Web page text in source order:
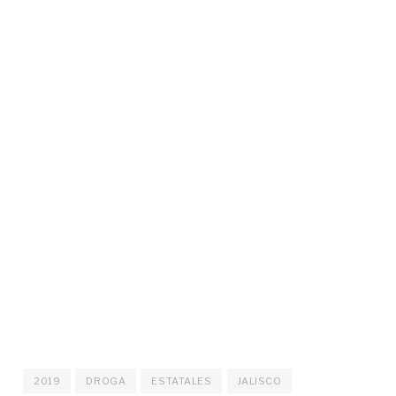
2019 DROGA ESTATALES JALISCO